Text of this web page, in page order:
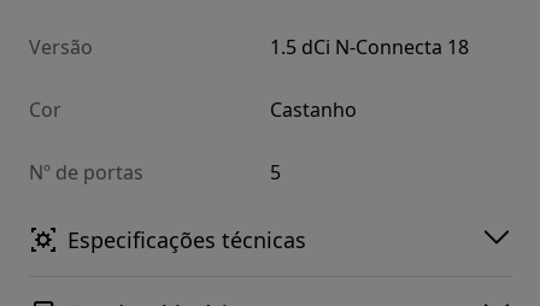
Versão 1.5 dCi N-Connecta 18
Cor Castanho
Nº de portas 5
Especificações técnicas